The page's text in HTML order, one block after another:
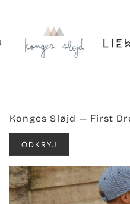
Konges Sløjd — First
ODKRYJ